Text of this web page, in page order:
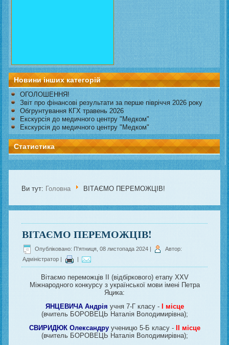
Новини інших категорій
ОГОЛОШЕННЯ!
Звіт про фінансові результати за перше півріччя 2026 року
Обгрунтування КГХ травень 2026
Екскурсія до медичного центру "Медком"
Екскурсія до медичного центру "Медком"
Статистика
Ви тут: Головна ВІТАЄМО ПЕРЕМОЖЦІВ!
ВІТАЄМО ПЕРЕМОЖЦІВ!
Опубліковано: П'ятниця, 08 листопада 2024 |
Автор:
Адміністратор
Вітаємо переможців II (відбіркового) етапу XXV
Міжнародного конкурсу з української мови імені Петра
Яцика:
ЯНЦЕВИЧА Андрія учня 7-Г класу -I місце
(вчитель БОРОВЕЦЬ Наталія Володимирівна);
СВИРИДЮК Олександруученицю 5-Б класу -
II місце
(вчитель БОРОВЕЦЬ Наталія Володимирівна);